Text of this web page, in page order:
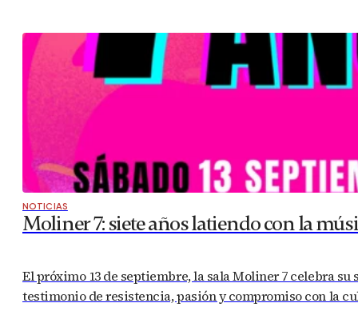
NOTICIAS
Moliner 7: siete años latiendo con la
El próximo 13 de septiembre, la sala Moliner 7 celebra
testimonio de resistencia, pasión y compromiso con la